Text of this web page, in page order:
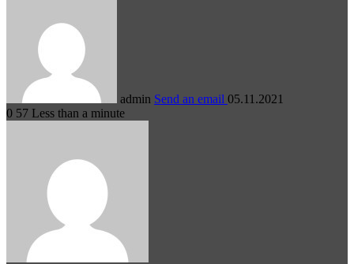
admin Send an email 05.11.2021
0 57 Less than a minute